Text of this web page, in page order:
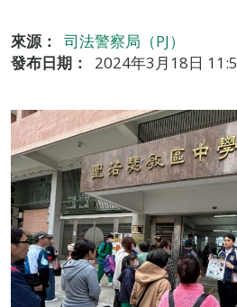
來源：
司法警察局（PJ）
發布日期：
2024年3月18日